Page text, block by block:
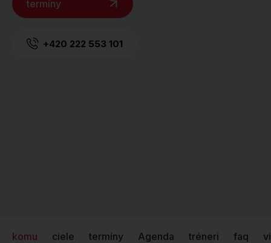
termíny
+420 222 553 101
komu ciele termíny Agenda tréneri faq